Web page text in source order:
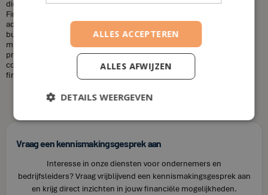
diensten die u nodig heeft en uw financiële situatie. Bij House of
Finance bieden wij betaalbare tarieven voor onze financiële
adviesdiensten, zodat u uw financiën kunt optimaliseren zonder uw
budget te overschrijden. Kortom, laat u niet misleiden door de
misvattingen over financieel adviseurs. Als u op zoek bent naar
professioneel en betrouwbaar financieel advies in Linden, neem dan
contact op met House of Finance. Wij staan klaar om u te helpen uw
financiële doelen te bereiken.
Vraag een kennismakingsgesprek aan
Interesse in onze diensten voor ondernemers en
bedrijfsleiders? Vraag vrijblijvend een kennismakingsgesprek aan
en krijg direct inzichten in jouw financiële mogelijkheden.
ALLES ACCEPTEREN
ALLES AFWIJZEN
DETAILS WEERGEVEN